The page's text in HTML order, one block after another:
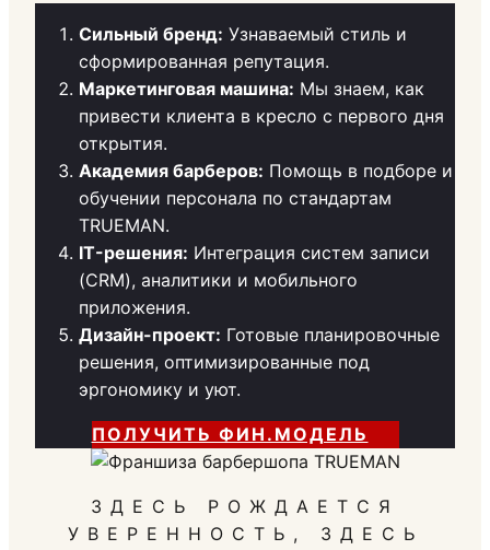
Сильный бренд: Узнаваемый стиль и
сформированная репутация.
Маркетинговая машина: Мы знаем, как
привести клиента в кресло с первого дня
открытия.
Академия барберов: Помощь в подборе и
обучении персонала по стандартам
TRUEMAN.
IT-решения: Интеграция систем записи
(CRM), аналитики и мобильного
приложения.
Дизайн-проект: Готовые планировочные
решения, оптимизированные под
эргономику и уют.
ПОЛУЧИТЬ ФИН.МОДЕЛЬ
ЗДЕСЬ РОЖДАЕТСЯ
УВЕРЕННОСТЬ, ЗДЕСЬ